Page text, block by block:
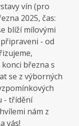
vín (pro
2025, čas:
blíží mílovými
- od
konci března s
se z výborných
- třídění
nám z
vás!